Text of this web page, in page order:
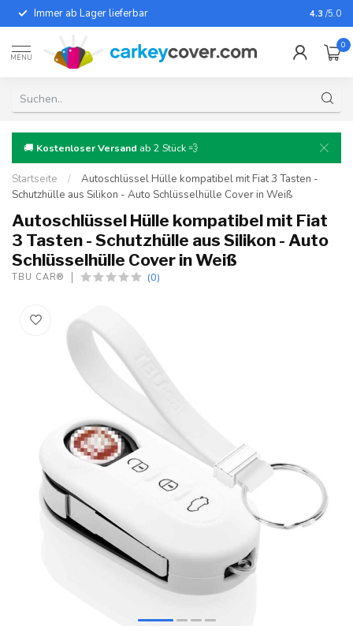
Immer ab Lager lieferbar Für fast
4.3 /5.0
MENU
0
🚚 Kostenloser Versand ab 2 Stück 💨
Startseite /
Autoschlüssel Hülle kompatibel mit Fiat 3 Tasten -
Schutzhülle aus Silikon - Auto Schlüsselhülle Cover in Weiß
Autoschlüssel Hülle kompatibel mit Fiat
3 Tasten - Schutzhülle aus Silikon - Auto
Schlüsselhülle Cover in Weiß
TBU CAR® (0)